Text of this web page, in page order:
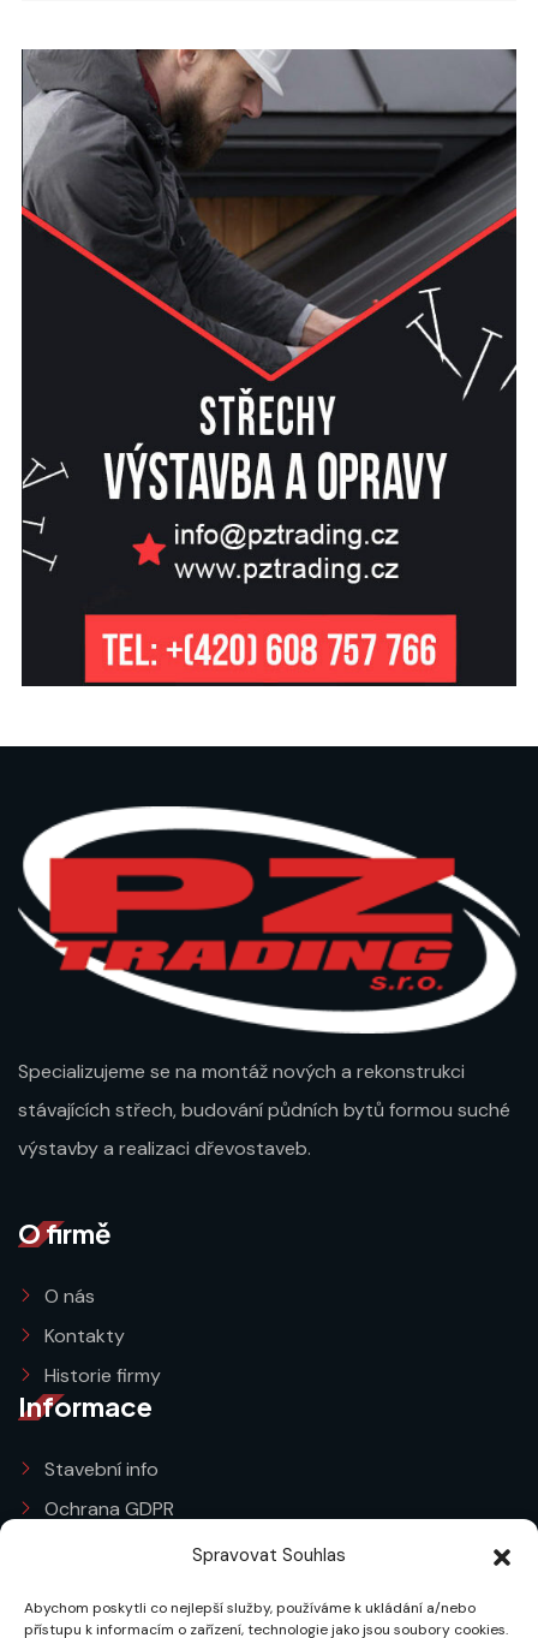
Spravovat Souhlas
Abychom poskytli co nejlepší služby, používáme k ukládání a/nebo
přístupu k informacím o zařízení, technologie jako jsou soubory cookies.
Specializujeme se na montáž nových a rekonstrukci
stávajících střech, budování půdních bytů formou suché
výstavby a realizaci dřevostaveb.
O firmě
O nás
Kontakty
Historie firmy
Informace
Stavební info
Ochrana GDPR
Obchodní podmínky
Služby